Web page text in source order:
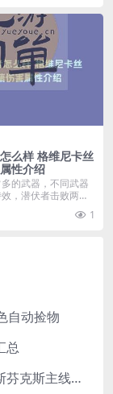
么样 格维尼卡丝
性介绍
的武器，不同武器
，潜伏者击败两个
生命...
1
自动捡物
总
刺客信条奥德赛唤醒神话谜题答案 斯芬克斯主线攻略